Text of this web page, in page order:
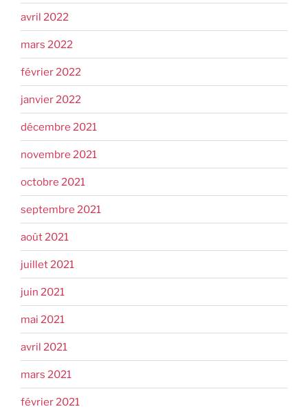
avril 2022
mars 2022
février 2022
janvier 2022
décembre 2021
novembre 2021
octobre 2021
septembre 2021
août 2021
juillet 2021
juin 2021
mai 2021
avril 2021
mars 2021
février 2021